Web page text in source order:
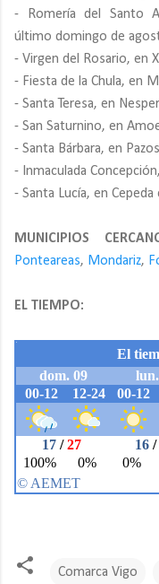
- Romería del Santo
último domingo de
- Virgen del Rosario, en
- Fiesta de la Chula, en
- Santa Teresa, en
- San Saturnino, en
- Santa Bárbara, en
- Inmaculada
- Santa Lucía, en
MUNICIPIOS
Ponteareas, Mondariz,
EL TIEMPO:
Comarca Vigo